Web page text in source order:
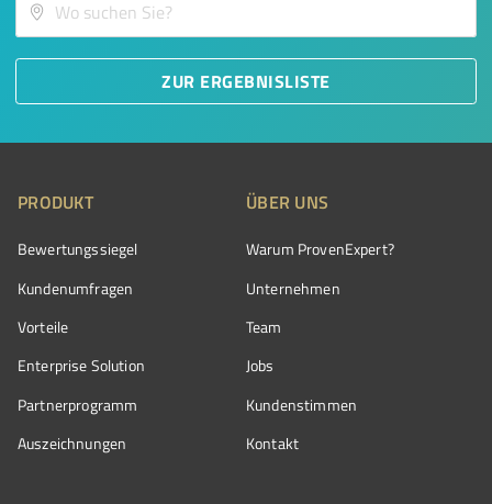
ZUR ERGEBNISLISTE
PRODUKT
Bewertungssiegel
Kundenumfragen
Vorteile
Enterprise Solution
Partnerprogramm
Auszeichnungen
ÜBER UNS
Warum ProvenExpert?
Unternehmen
Team
Jobs
Kundenstimmen
Kontakt